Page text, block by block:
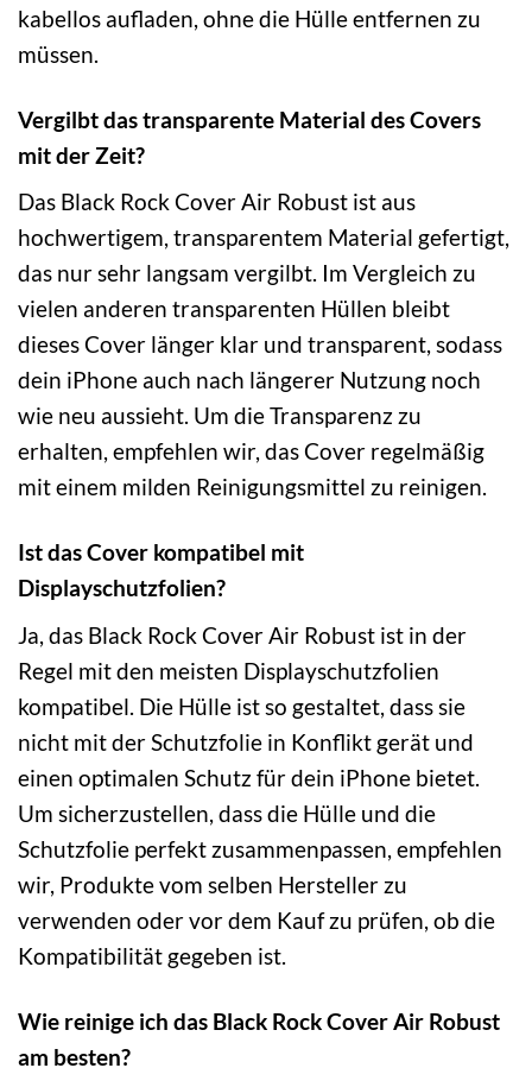
kabellos aufladen, ohne die Hülle entfernen zu
müssen.
Vergilbt das transparente Material des Covers
mit der Zeit?
Das Black Rock Cover Air Robust ist aus
hochwertigem, transparentem Material gefertigt,
das nur sehr langsam vergilbt. Im Vergleich zu
vielen anderen transparenten Hüllen bleibt
dieses Cover länger klar und transparent, sodass
dein iPhone auch nach längerer Nutzung noch
wie neu aussieht. Um die Transparenz zu
erhalten, empfehlen wir, das Cover regelmäßig
mit einem milden Reinigungsmittel zu reinigen.
Ist das Cover kompatibel mit
Displayschutzfolien?
Ja, das Black Rock Cover Air Robust ist in der
Regel mit den meisten Displayschutzfolien
kompatibel. Die Hülle ist so gestaltet, dass sie
nicht mit der Schutzfolie in Konflikt gerät und
einen optimalen Schutz für dein iPhone bietet.
Um sicherzustellen, dass die Hülle und die
Schutzfolie perfekt zusammenpassen, empfehlen
wir, Produkte vom selben Hersteller zu
verwenden oder vor dem Kauf zu prüfen, ob die
Kompatibilität gegeben ist.
Wie reinige ich das Black Rock Cover Air Robust
am besten?